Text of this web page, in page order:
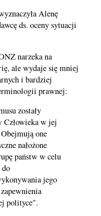
Alenę
ds. oceny sytuacji
narzeka na
ale wydaje się mniej
i bardziej
prawnej:
zostały
Człowieka w jej
one
nałożone
państw w celu
do
jego
polityce".